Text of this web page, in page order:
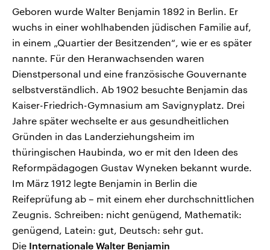
Geboren wurde Walter Benjamin 1892 in Berlin. Er
wuchs in einer wohlhabenden jüdischen Familie auf,
in einem „Quartier der Besitzenden“, wie er es später
nannte. Für den Heranwachsenden waren
Dienstpersonal und eine französische Gouvernante
selbstverständlich. Ab 1902 besuchte Benjamin das
Kaiser-Friedrich-Gymnasium am Savignyplatz. Drei
Jahre später wechselte er aus gesundheitlichen
Gründen in das Landerziehungsheim im
thüringischen Haubinda, wo er mit den Ideen des
Reformpädagogen Gustav Wyneken bekannt wurde.
Im März 1912 legte Benjamin in Berlin die
Reifeprüfung ab – mit einem eher durchschnittlichen
Zeugnis. Schreiben: nicht genügend, Mathematik:
genügend, Latein: gut, Deutsch: sehr gut.
Die Internationale Walter Benjamin